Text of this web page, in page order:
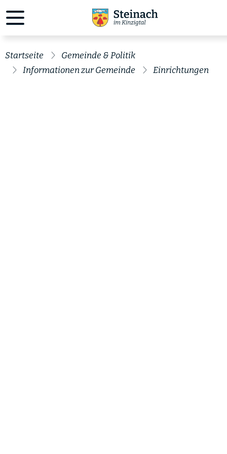
Startseite
Gemeinde & Politik
Informationen zur Gemeinde
Einrichtungen